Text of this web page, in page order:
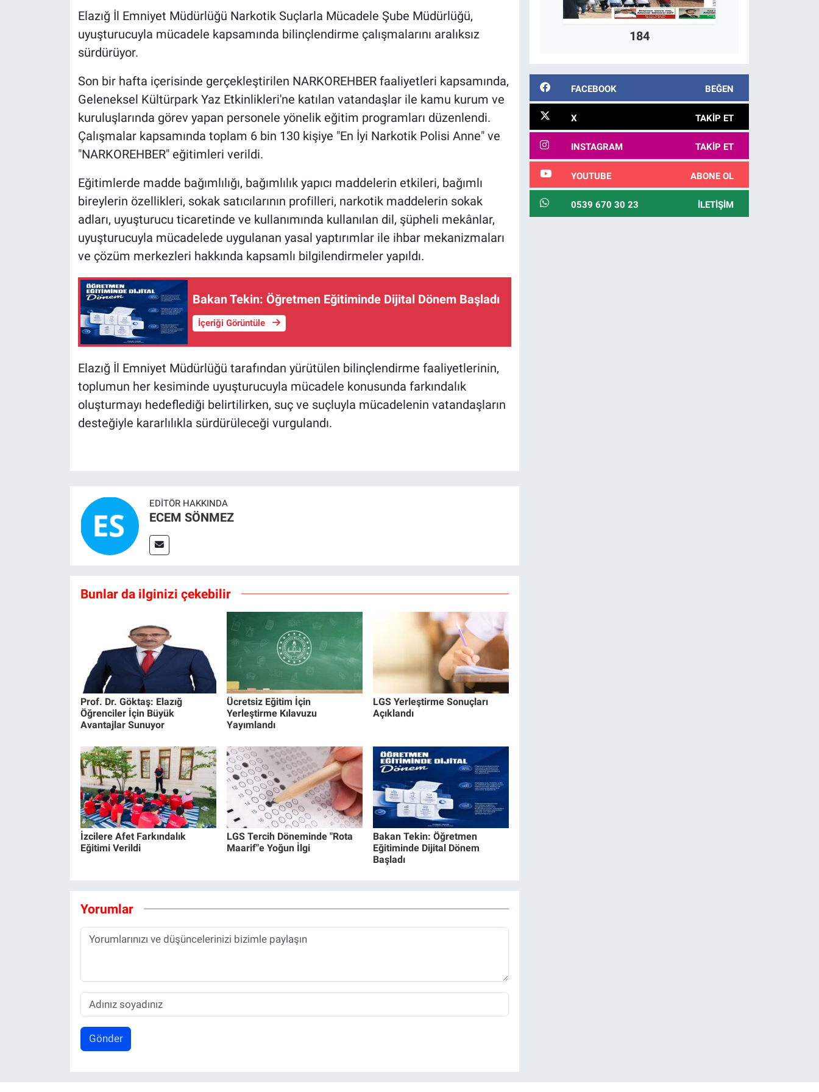
Elazığ İl Emniyet Müdürlüğü Narkotik Suçlarla Mücadele Şube Müdürlüğü,
uyuşturucuyla mücadele kapsamında bilinçlendirme çalışmalarını aralıksız
sürdürüyor.
Son bir hafta içerisinde gerçekleştirilen NARKOREHBER faaliyetleri kapsamında,
Geleneksel Kültürpark Yaz Etkinlikleri'ne katılan vatandaşlar ile kamu kurum ve
kuruluşlarında görev yapan personele yönelik eğitim programları düzenlendi.
Çalışmalar kapsamında toplam 6 bin 130 kişiye "En İyi Narkotik Polisi Anne" ve
"NARKOREHBER" eğitimleri verildi.
Eğitimlerde madde bağımlılığı, bağımlılık yapıcı maddelerin etkileri, bağımlı
bireylerin özellikleri, sokak satıcılarının profilleri, narkotik maddelerin sokak
adları, uyuşturucu ticaretinde ve kullanımında kullanılan dil, şüpheli mekânlar,
uyuşturucuyla mücadelede uygulanan yasal yaptırımlar ile ihbar mekanizmaları
ve çözüm merkezleri hakkında kapsamlı bilgilendirmeler yapıldı.
Bakan Tekin: Öğretmen Eğitiminde Dijital Dönem Başladı
İçeriği Görüntüle
Elazığ İl Emniyet Müdürlüğü tarafından yürütülen bilinçlendirme faaliyetlerinin,
toplumun her kesiminde uyuşturucuyla mücadele konusunda farkındalık
oluşturmayı hedeflediği belirtilirken, suç ve suçluyla mücadelenin vatandaşların
desteğiyle kararlılıkla sürdürüleceği vurgulandı.
EDITÖR HAKKINDA
ECEM SÖNMEZ
Bunlar da ilginizi çekebilir
Prof. Dr. Göktaş: Elazığ
Öğrenciler İçin Büyük
Avantajlar Sunuyor
Ücretsiz Eğitim İçin
Yerleştirme Kılavuzu
Yayımlandı
LGS Yerleştirme Sonuçları
Açıklandı
İzcilere Afet Farkındalık
Eğitimi Verildi
LGS Tercih Döneminde "Rota
Maarif"e Yoğun İlgi
Bakan Tekin: Öğretmen
Eğitiminde Dijital Dönem
Başladı
Yorumlar
Gönder
184
FACEBOOK BEĞEN
X TAKIP ET
INSTAGRAM TAKIP ET
YOUTUBE ABONE OL
0539 670 30 23 İLETIŞIM